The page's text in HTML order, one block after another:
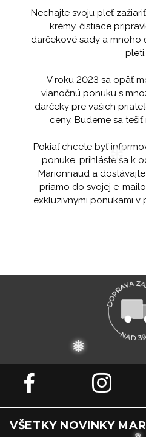
❆
❆
Nechajte svoju pleť
krémy, čistiace
darčekové sady a mnoho
pleti.
V roku 2023 sa opäť
vianočnú ponuku s
darčeky pre vašich
ceny. Budeme sa tešiť
Pokiaľ chcete byť
ponuke, prihláste sa k
Marionnaud a
priamo do svojej e-
exkluzívnymi ponukami v
VŠETKY NOVINKY